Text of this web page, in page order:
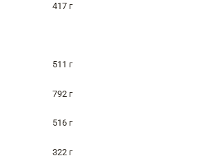
417 г
511 г
792 г
516 г
322 г